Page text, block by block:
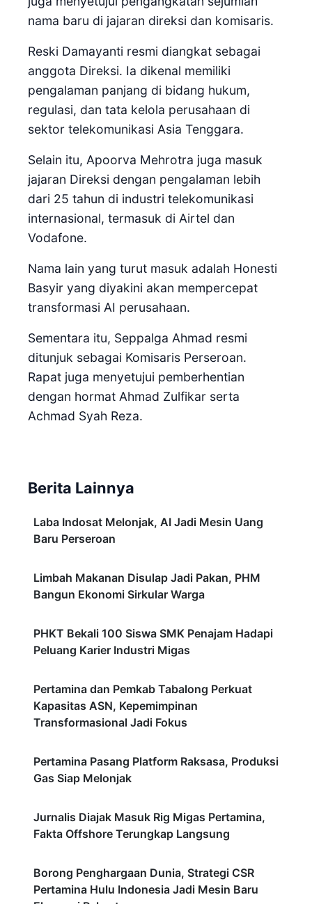
nama baru di jajaran direksi dan komisaris.
Reski Damayanti resmi diangkat sebagai
anggota Direksi. Ia dikenal memiliki
pengalaman panjang di bidang hukum,
regulasi, dan tata kelola perusahaan di
sektor telekomunikasi Asia Tenggara.
Selain itu, Apoorva Mehrotra juga masuk
jajaran Direksi dengan pengalaman lebih
dari 25 tahun di industri telekomunikasi
internasional, termasuk di Airtel dan
Vodafone.
Nama lain yang turut masuk adalah Honesti
Basyir yang diyakini akan mempercepat
transformasi AI perusahaan.
Sementara itu, Seppalga Ahmad resmi
ditunjuk sebagai Komisaris Perseroan.
Rapat juga menyetujui pemberhentian
dengan hormat Ahmad Zulfikar serta
Achmad Syah Reza.
Berita Lainnya
Laba Indosat Melonjak, AI Jadi Mesin Uang
Baru Perseroan
Limbah Makanan Disulap Jadi Pakan, PHM
Bangun Ekonomi Sirkular Warga
PHKT Bekali 100 Siswa SMK Penajam Hadapi
Peluang Karier Industri Migas
Pertamina dan Pemkab Tabalong Perkuat
Kapasitas ASN, Kepemimpinan
Transformasional Jadi Fokus
Pertamina Pasang Platform Raksasa, Produksi
Gas Siap Melonjak
Jurnalis Diajak Masuk Rig Migas Pertamina,
Fakta Offshore Terungkap Langsung
Borong Penghargaan Dunia, Strategi CSR
Pertamina Hulu Indonesia Jadi Mesin Baru